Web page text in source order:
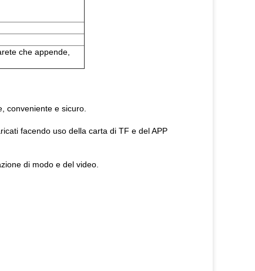
che appende,
conveniente e sicuro.
facendo uso della carta di TF e del APP
di modo e del video.